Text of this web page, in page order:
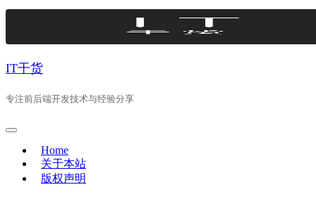
Skip
IT干货
专注前后端开发技术与经验分享
Home
关于本站
版权声明